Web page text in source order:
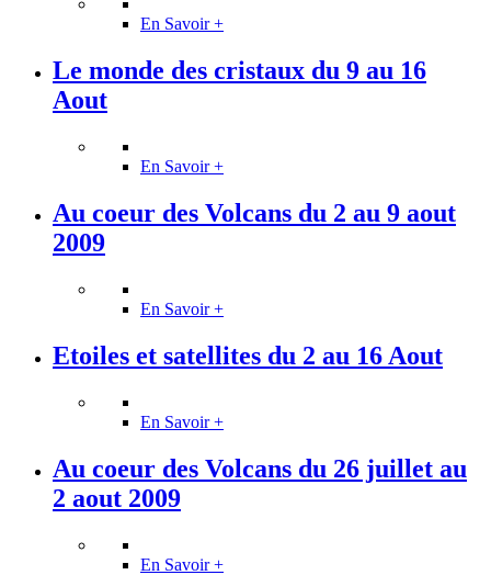
En Savoir +
Le monde des cristaux du 9 au 16
Aout
En Savoir +
Au coeur des Volcans du 2 au 9 aout
2009
En Savoir +
Etoiles et satellites du 2 au 16 Aout
En Savoir +
Au coeur des Volcans du 26 juillet au
2 aout 2009
En Savoir +